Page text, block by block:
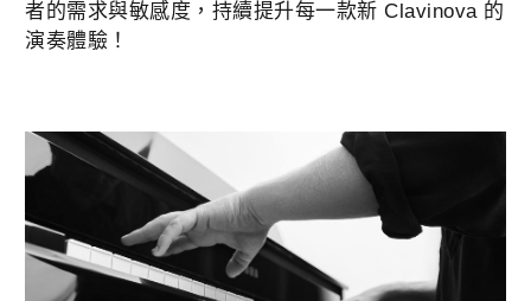
者的需求與敏感度，持續提升每一款新 Clavinova 的
演奏體驗！